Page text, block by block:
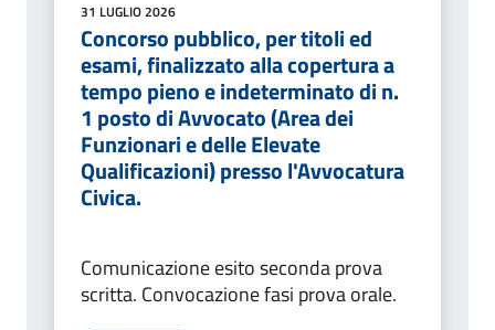
31 LUGLIO 2026
Concorso pubblico, per titoli ed
esami, finalizzato alla copertura a
tempo pieno e indeterminato di n.
1 posto di Avvocato (Area dei
Funzionari e delle Elevate
Qualificazioni) presso l'Avvocatura
Civica.
Comunicazione esito seconda prova
scritta. Convocazione fasi prova orale.